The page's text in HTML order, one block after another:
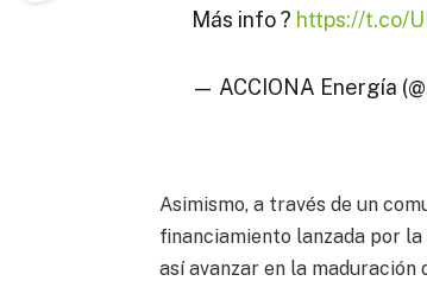
Más info ? https://t.co/
— ACCIONA Energía
Asimismo, a través de un
financiamiento lanzada por
así avanzar en la maduración